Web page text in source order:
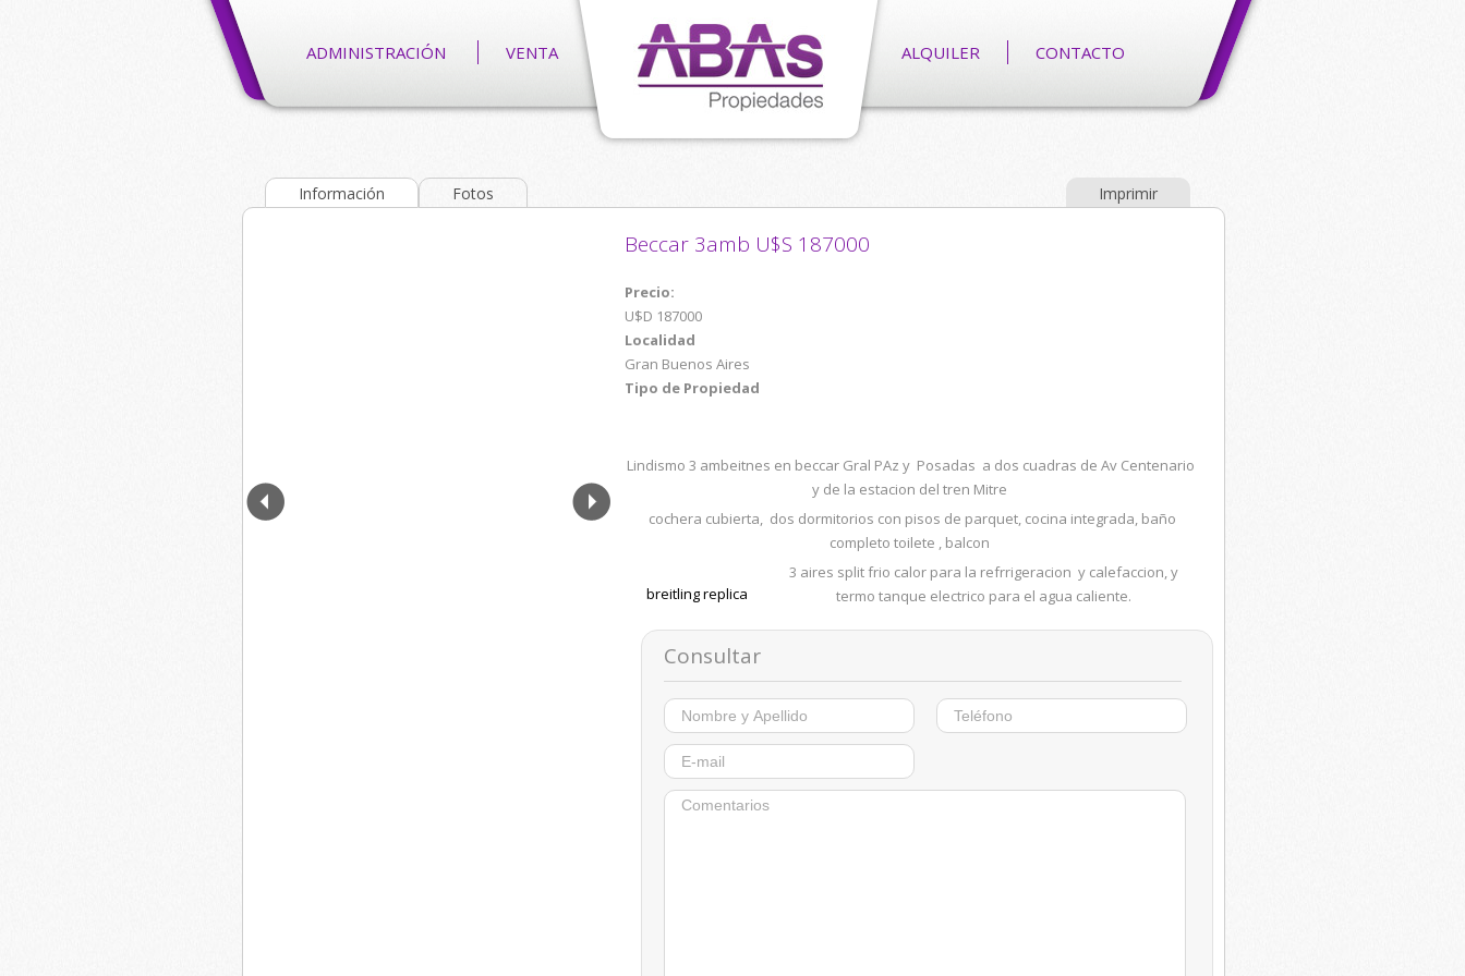
ADMINISTRACIÓN VENTA CONTACTO
ALQUILER
Información Fotos Imprimir
Beccar 3amb U$S 187000
Precio:
U$D 187000
Localidad
Gran Buenos Aires
Tipo de Propiedad
Lindismo 3 ambeitnes en beccar Gral PAz y Posadas a dos cuadras de Av Centenario
y de la estacion del tren Mitre
cochera cubierta, dos dormitorios con pisos de parquet, cocina integrada, baño
completo toilete , balcon
3 aires split frio calor para la refrrigeracion
breitling replica
y calefaccion, y
termo tanque electrico para el agua caliente.
Consultar